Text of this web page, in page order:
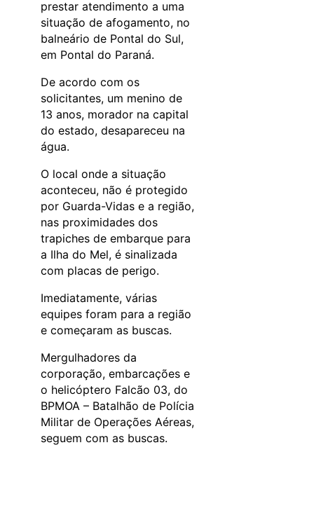
prestar atendimento a uma
situação de afogamento, no
balneário de Pontal do Sul,
em Pontal do Paraná.
De acordo com os
solicitantes, um menino de
13 anos, morador na capital
do estado, desapareceu na
água.
O local onde a situação
aconteceu, não é protegido
por Guarda-Vidas e a região,
nas proximidades dos
trapiches de embarque para
a Ilha do Mel, é sinalizada
com placas de perigo.
Imediatamente, várias
equipes foram para a região
e começaram as buscas.
Mergulhadores da
corporação, embarcações e
o helicóptero Falcão 03, do
BPMOA – Batalhão de Polícia
Militar de Operações Aéreas,
seguem com as buscas.